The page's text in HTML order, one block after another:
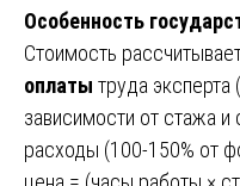
Особенность
Стоимость
оплаты труда
зависимости от стажа
расходы (100-150% от